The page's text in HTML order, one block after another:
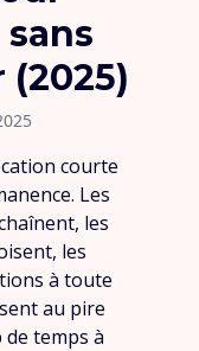
courte
Les
les
les
à toute
au pire
temps à